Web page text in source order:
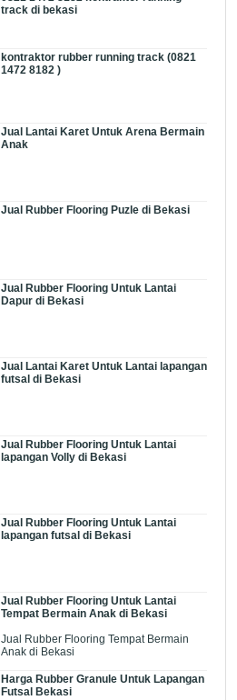
track di bekasi
kontraktor rubber running track (0821
1472 8182 )
Jual Lantai Karet Untuk Arena Bermain
Anak
Jual Rubber Flooring Puzle di Bekasi
Jual Rubber Flooring Untuk Lantai
Dapur di Bekasi
Jual Lantai Karet Untuk Lantai lapangan
futsal di Bekasi
Jual Rubber Flooring Untuk Lantai
lapangan Volly di Bekasi
Jual Rubber Flooring Untuk Lantai
lapangan futsal di Bekasi
Jual Rubber Flooring Untuk Lantai
Tempat Bermain Anak di Bekasi
Jual Rubber Flooring Tempat Bermain
Anak di Bekasi
Harga Rubber Granule Untuk Lapangan
Futsal Bekasi